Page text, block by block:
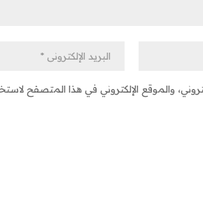
والموقع الإلكتروني في هذا المتصفح